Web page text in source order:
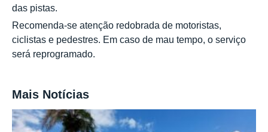
das pistas.
Recomenda-se atenção redobrada de motoristas,
ciclistas e pedestres. Em caso de mau tempo, o serviço
será reprogramado.
Mais Notícias